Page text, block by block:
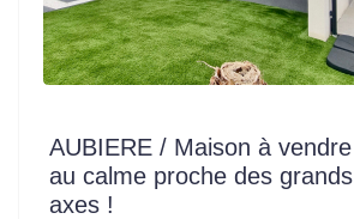
AUBIERE / Maison à vendre
au calme proche des grands
axes !